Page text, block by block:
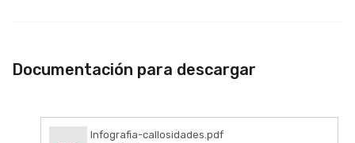
Documentación para descargar
Infografia-callosidades.pdf